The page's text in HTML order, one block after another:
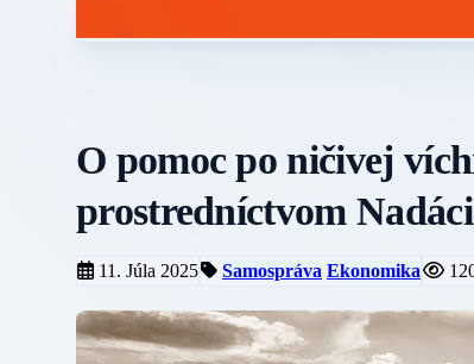
O pomoc po ničivej
prostredníctvom
11. Júla 2025 Samospráva Ekonomika